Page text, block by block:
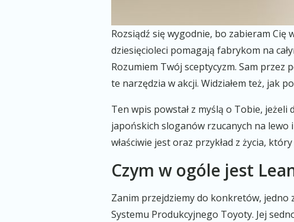
Rozsiądź się wygodnie, bo zabieram
dziesięcioleci pomagają fabrykom na
Rozumiem Twój sceptycyzm. Sam przez
te narzędzia w akcji. Widziałem też, jak
Ten wpis powstał z myślą o Tobie,
japońskich sloganów rzucanych na
właściwie jest oraz przykład z życia,
Czym w ogóle jest
Zanim przejdziemy do konkretów, jedno
Systemu Produkcyjnego Toyoty. Jej